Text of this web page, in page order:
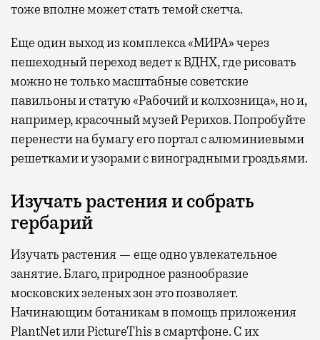
тоже вполне может стать темой скетча.
Еще один выход из комплекса «МИРА» через
пешеходный переход ведет к ВДНХ, где рисовать
можно не только масштабные советские
павильоны и статую «Рабочий и колхозница», но и,
например, красочный музей Рерихов. Попробуйте
перенести на бумагу его портал с алюминиевыми
решетками и узорами с виноградными гроздьями.
Изучать растения и собрать
гербарий
Изучать растения — еще одно увлекательное
занятие. Благо, природное разнообразие
московских зеленых зон это позволяет.
Начинающим ботаникам в помощь приложения
PlantNet или PictureThis в смартфоне. С их